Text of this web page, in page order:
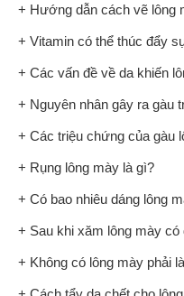
+ Hướng dẫn cách vẽ lông
+ Vitamin có thể thúc đẩy
+ Các vấn đề về da khiến
+ Nguyên nhân gây ra gàu
+ Các triệu chứng của gàu
+ Rụng lông mày là gì?
+ Có bao nhiêu dáng lông
+ Sau khi xăm lông mày
+ Không có lông mày phải